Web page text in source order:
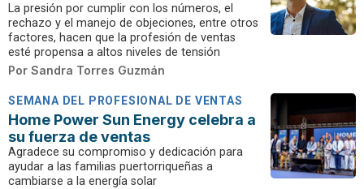
La presión por cumplir con los números, el
rechazo y el manejo de objeciones, entre otros
factores, hacen que la profesión de ventas
esté propensa a altos niveles de tensión
Por Sandra Torres Guzmán
SEMANA DEL PROFESIONAL DE VENTAS
Home Power Sun Energy celebra a
su fuerza de ventas
Agradece su compromiso y dedicación para
ayudar a las familias puertorriqueñas a
cambiarse a la energía solar